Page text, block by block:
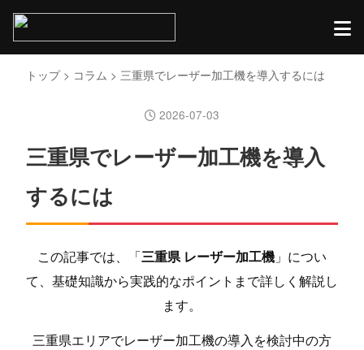
トップ> コラム > 三重県でレーザー加工機を導入するには
2026-07-03
三重県でレーザー加工機を導入
するには
この記事では、「三重県 レーザー加工機 」につい
て、基礎知識から実践的なポイントまで詳しく解説し
ます。
三重県エリアでレーザー加工機の導入を検討中の方